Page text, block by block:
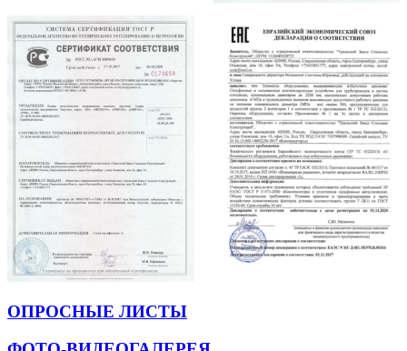
ОПРОСНЫЕ ЛИСТЫ